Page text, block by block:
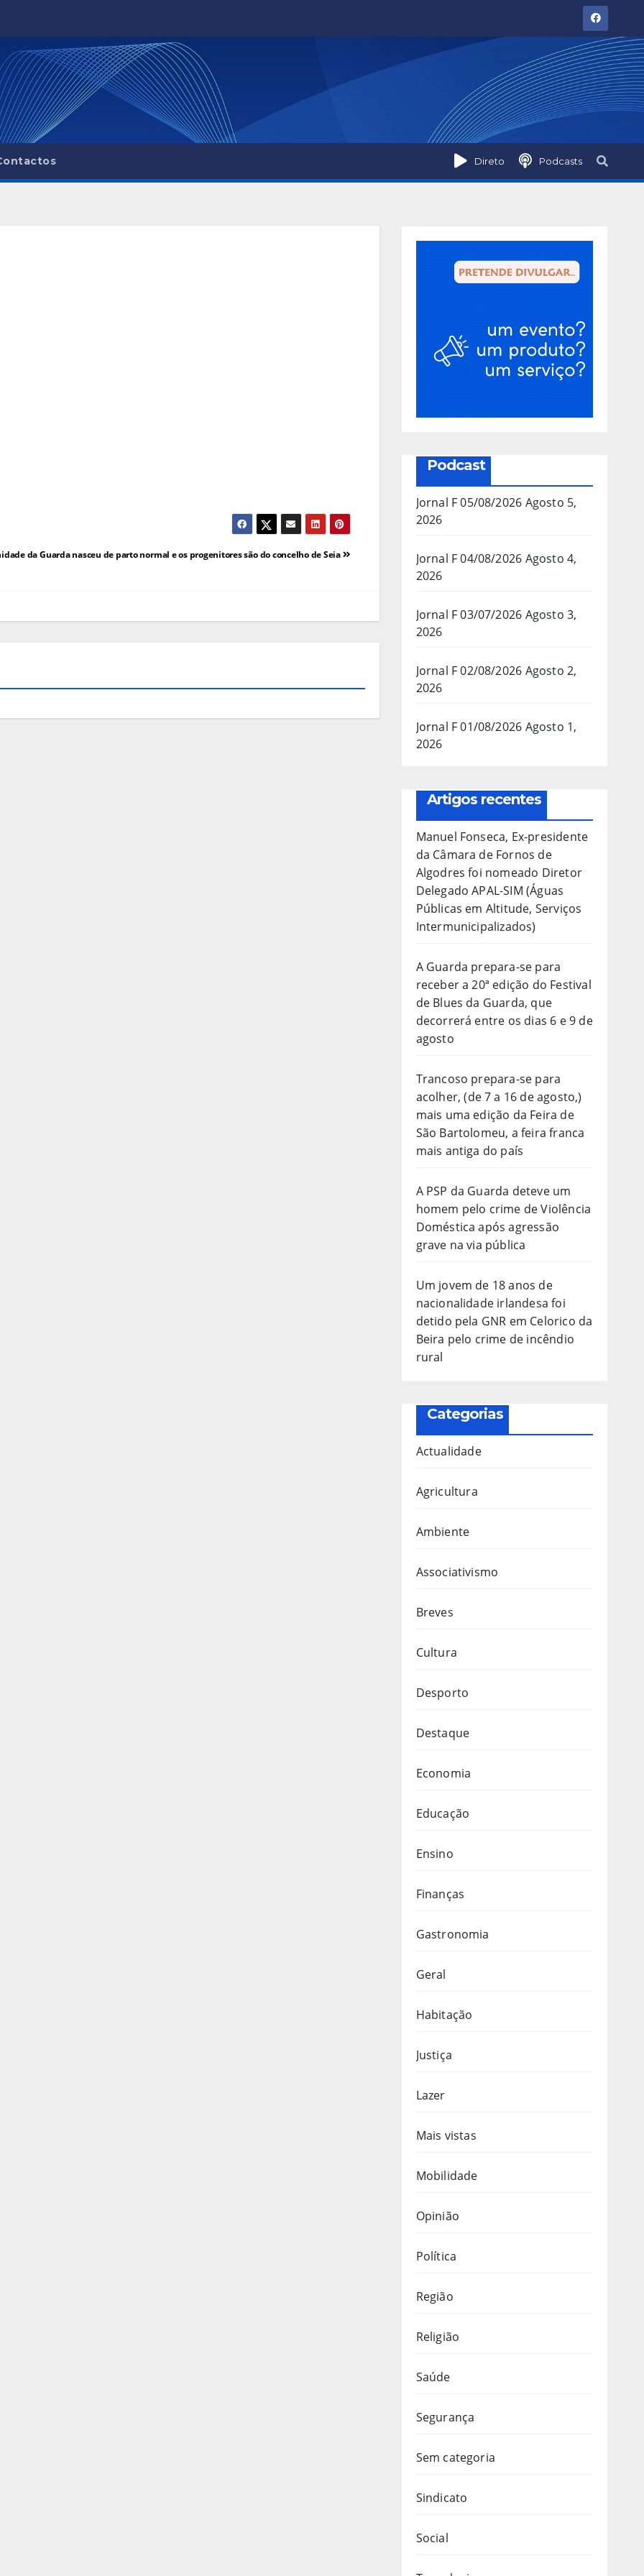
Direto Podcasts
da Guarda nasceu de parto normal e os progenitores são do concelho de Seia
Podcast
Jornal F 05/08/2026 Agosto 5,
2026
Jornal F 04/08/2026 Agosto 4,
2026
Jornal F 03/07/2026 Agosto 3,
2026
Jornal F 02/08/2026 Agosto 2,
2026
Jornal F 01/08/2026 Agosto 1,
2026
Artigos recentes
Manuel Fonseca, Ex-presidente
da Câmara de Fornos de
Algodres foi nomeado Diretor
Delegado APAL-SIM (Águas
Públicas em Altitude, Serviços
Intermunicipalizados)
A Guarda prepara-se para
receber a 20ª edição do Festival
de Blues da Guarda, que
decorrerá entre os dias 6 e 9 de
agosto
Trancoso prepara-se para
acolher, (de 7 a 16 de agosto,)
mais uma edição da Feira de
São Bartolomeu, a feira franca
mais antiga do país
A PSP da Guarda deteve um
homem pelo crime de Violência
Doméstica após agressão
grave na via pública
Um jovem de 18 anos de
nacionalidade irlandesa foi
detido pela GNR em Celorico da
Beira pelo crime de incêndio
rural
Categorias
Actualidade
Agricultura
Ambiente
Associativismo
Breves
Cultura
Desporto
Destaque
Economia
Educação
Ensino
Finanças
Gastronomia
Geral
Habitação
Justiça
Lazer
Mais vistas
Mobilidade
Opinião
Política
Região
Religião
Saúde
Segurança
Sem categoria
Sindicato
Social